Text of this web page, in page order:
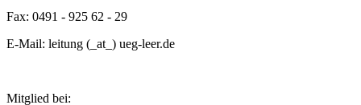
Fax: 0491 - 925 62 - 29
E-Mail: leitung (_at_) ueg-leer.de
Mitglied bei: